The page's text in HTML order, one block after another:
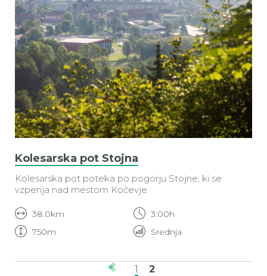
Kolesarska pot Stojna
Kolesarska pot poteka po pogorju Stojne, ki se
vzpenja nad mestom Kočevje.
38.0km
3:00h
750m
Srednja
Paginacija
1 2